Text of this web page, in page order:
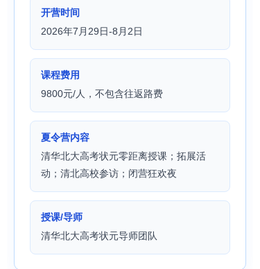
开营时间
2026年7月29日-8月2日
课程费用
9800元/人，不包含往返路费
夏令营内容
清华北大高考状元零距离授课；拓展活
动；清北高校参访；闭营狂欢夜
授课/导师
清华北大高考状元导师团队